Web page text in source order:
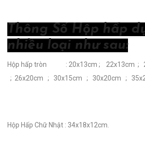
Thông Số Hộp hấp
nhiều loại như sau:
Hộp hấp tròn : 20x13cm ; 22x13cm ;
; 26x20cm ; 30x15cm ; 30x20cm ;
Hộp Hấp Chữ Nhật : 34x18x12cm.